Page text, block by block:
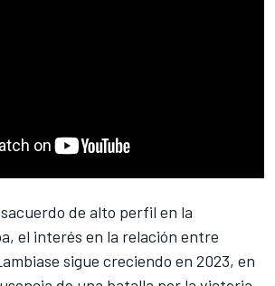
de alto perfil en la
el interés en la relación entre
sigue creciendo en 2023, en